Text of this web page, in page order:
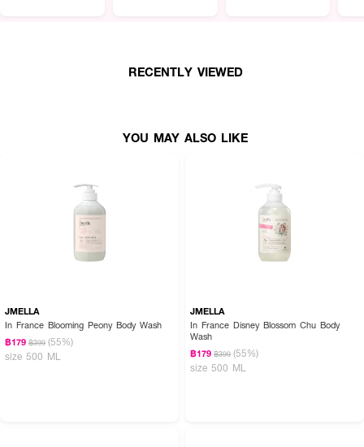
● สบู่ก้นหอมดูแลร่างกาย จาก NAMIRECENTLY VIEWED
YOU MAY ALSO LIKE
JMELLA
In France Blooming Peony Body Wash
฿179 ฿399 (55%)
size 500 ML
JMELLA
In France Disney Blossom Chu Body
Wash
฿179 ฿399 (55%)
size 500 ML